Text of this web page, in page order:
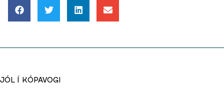
JÓL Í KÓPAVOGI